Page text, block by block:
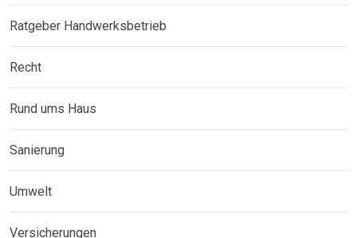
Ratgeber Handwerksbetrieb
Recht
Rund ums Haus
Sanierung
Umwelt
Versicherungen